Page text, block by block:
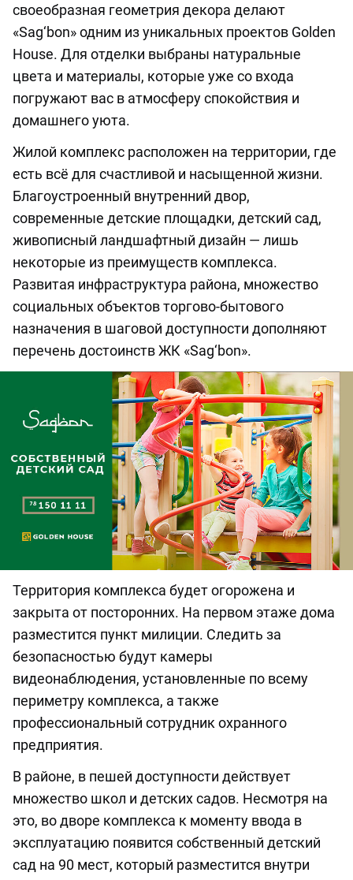
своеобразная геометрия декора делают
«Sag‘bon» одним из уникальных проектов Golden
House. Для отделки выбраны натуральные
цвета и материалы, которые уже со входа
погружают вас в атмосферу спокойствия и
домашнего уюта.
Жилой комплекс расположен на территории, где
есть всё для счастливой и насыщенной жизни.
Благоустроенный внутренний двор,
современные детские площадки, детский сад,
живописный ландшафтный дизайн — лишь
некоторые из преимуществ комплекса.
Развитая инфраструктура района, множество
социальных объектов торгово-бытового
назначения в шаговой доступности дополняют
перечень достоинств ЖК «Sag‘bon».
Территория комплекса будет огорожена и
закрыта от посторонних. На первом этаже дома
разместится пункт милиции. Следить за
безопасностью будут камеры
видеонаблюдения, установленные по всему
периметру комплекса, а также
профессиональный сотрудник охранного
предприятия.
В районе, в пешей доступности действует
множество школ и детских садов. Несмотря на
это, во дворе комплекса к моменту ввода в
эксплуатацию появится собственный детский
сад на 90 мест, который разместится внутри